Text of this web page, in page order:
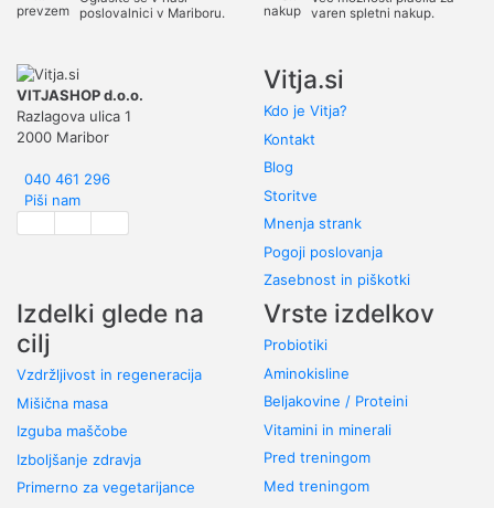
poslovalnici v Mariboru.
varen spletni nakup.
VITJASHOP d.o.o.
Razlagova ulica 1
2000 Maribor
040 461 296
Piši nam
Vitja.si
Kdo je Vitja?
Kontakt
Blog
Storitve
Mnenja strank
Pogoji poslovanja
Zasebnost in piškotki
Izdelki glede na
cilj
Vzdržljivost in regeneracija
Mišična masa
Izguba maščobe
Izboljšanje zdravja
Primerno za vegetarijance
Vrste izdelkov
Probiotiki
Aminokisline
Beljakovine / Proteini
Vitamini in minerali
Pred treningom
Med treningom